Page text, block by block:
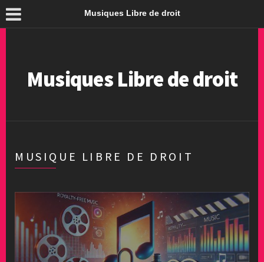
Musiques Libre de droit
Musiques Libre de droit
MUSIQUE LIBRE DE DROIT